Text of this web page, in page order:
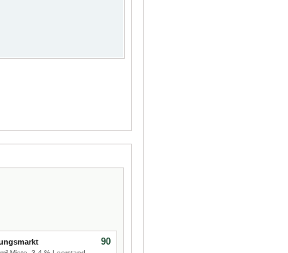
90